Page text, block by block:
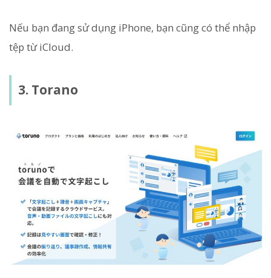
Nếu bạn đang sử dụng iPhone, bạn cũng có thể nhập
tệp từ iCloud.
3. Torano